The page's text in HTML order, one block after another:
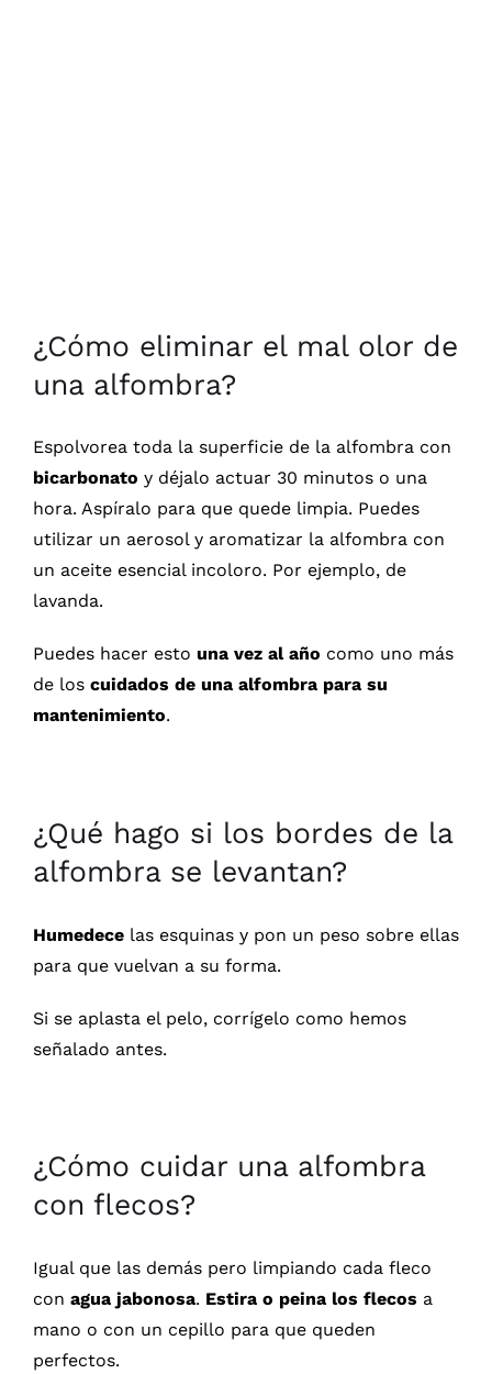
¿Cómo eliminar el mal olor de
una alfombra?
Espolvorea toda la superficie de la alfombra con
bicarbonato y déjalo actuar 30 minutos o una
hora. Aspíralo para que quede limpia. Puedes
utilizar un aerosol y aromatizar la alfombra con
un aceite esencial incoloro. Por ejemplo, de
lavanda.
Puedes hacer esto una vez al año como uno más
de los cuidados de una alfombra para su
mantenimiento.
¿Qué hago si los bordes de la
alfombra se levantan?
Humedece las esquinas y pon un peso sobre ellas
para que vuelvan a su forma.
Si se aplasta el pelo, corrígelo como hemos
señalado antes.
¿Cómo cuidar una alfombra
con flecos?
Igual que las demás pero limpiando cada fleco
con agua jabonosa. Estira o peina los flecos a
mano o con un cepillo para que queden
perfectos.